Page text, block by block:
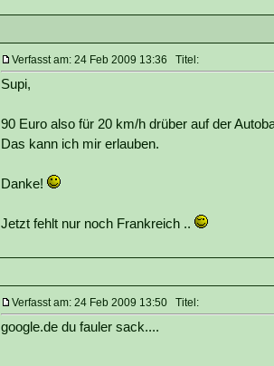
Verfasst am: 24 Feb 2009 13:36 Titel:
Supi,
90 Euro also für 20 km/h drüber auf der
Das kann ich mir erlauben.
Danke!
Jetzt fehlt nur noch Frankreich ..
Verfasst am: 24 Feb 2009 13:50 Titel:
google.de du fauler sack....